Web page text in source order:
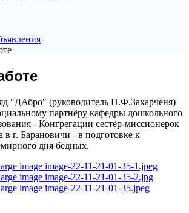
"ДАбро" (руководитель Н.Ф.Захарченя)
партнёру кафедры дошкольного
- Конгрегации сестёр-миссионерок
в г. Барановичи - в подготовке к
дня бедных.